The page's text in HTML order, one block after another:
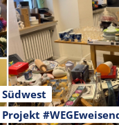
Südwest
Projekt